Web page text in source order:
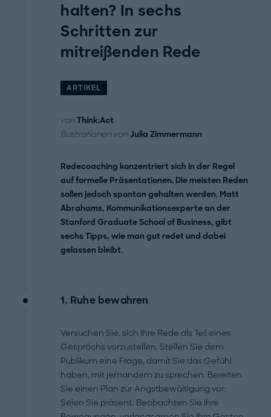
halten? In sechs
Schritten zur
mitreißenden Rede
ARTIKEL
vonThink:Act
Illustrationen vonJulia Zimmermann
Redecoaching konzentriert sich in der Regel
auf formelle Präsentationen. Die meisten Reden
sollen jedoch spontan gehalten werden. Matt
Abrahams, Kommunikationsexperte an der
Stanford Graduate School of Business, gibt
sechs Tipps, wie man gut redet und dabei
gelassen bleibt.
1. Ruhe bewahren
Versuchen Sie, sich Ihre Rede als Teil eines
Gesprächs vorzustellen. Stellen Sie dem
Publikum eine Frage, damit Sie das Gefühl
haben, mit jemandem zu sprechen. Bereiten
Sie einen Plan zur Angstbewältigung vor:
Seien Sie präsent. Beobachten Sie Ihre